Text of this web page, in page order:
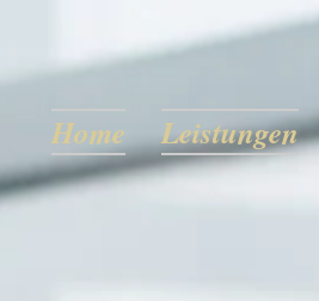
Home Leistungen